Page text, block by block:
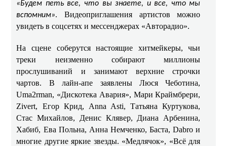
«Будем петь все, что вы знаете, и все, что мы
вспомним». Видеоприглашения артистов можно
увидеть в соцсетях и мессенджерах «Авторадио».
На сцене соберутся настоящие хитмейкеры, чьи
треки неизменно собирают миллионы
прослушиваний и занимают верхние строчки
чартов. В лайн-апе заявлены Люся Чеботина,
Uma2rman, «Дискотека Авария», Мари Краймбрери,
Zivert, Егор Крид, Anna Asti, Татьяна Куртукова,
Стас Михайлов, Денис Клявер, Диана Арбенина,
Хабиб, Ева Польна, Анна Немченко, Баста, Dabro и
многие другие яркие звезды. «Медлячок», «Всё для